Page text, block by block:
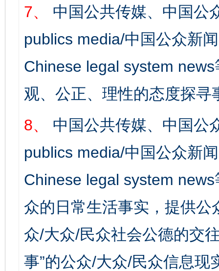
7、
中国公共传媒、中国公
publics media/中国公众新
Chinese legal system
观、公正、理性的态度探寻
8、
中国公共传媒、中国公
publics media/中国公众新
Chinese legal system
众的日常生活事实，提供
众/大众/民众社会公德的交
事”的公众/大众/民众信息现